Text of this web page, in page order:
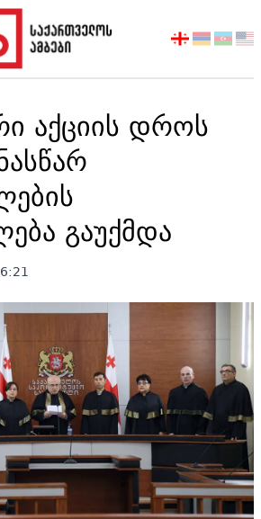
აირჩიეთ
აქციის დროს
გაუქმდა